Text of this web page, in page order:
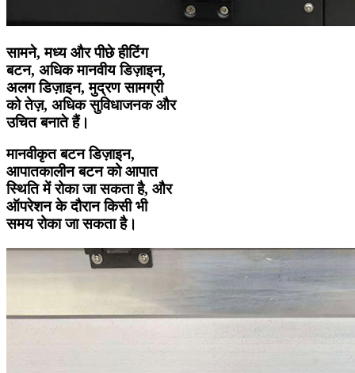
सामने, मध्य और पीछे हीटिंग
बटन, अधिक मानवीय डिज़ाइन,
अलग डिज़ाइन, मुद्रण सामग्री
को तेज़, अधिक सुविधाजनक और
उचित बनाते हैं।
मानवीकृत बटन डिज़ाइन,
आपातकालीन बटन को आपात
स्थिति में रोका जा सकता है, और
ऑपरेशन के दौरान किसी भी
समय रोका जा सकता है।